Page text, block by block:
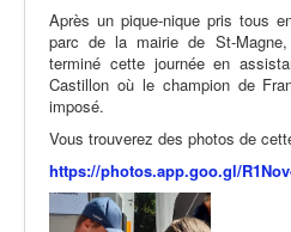
Après un pique-nique pris tous
parc de la mairie de St-
terminé cette journée en
Castillon où le champion de
imposé.
Vous trouverez des photos de
https://photos.app.goo.gl/